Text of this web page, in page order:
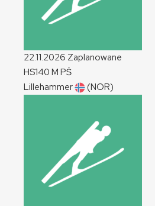
22.11.2026 Zaplanowane
HS140 M PŚ
Lillehammer
(NOR)